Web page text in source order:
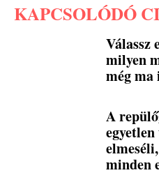
KAPCSOLÓDÓ
Válassz
milyen
még ma
A
minden